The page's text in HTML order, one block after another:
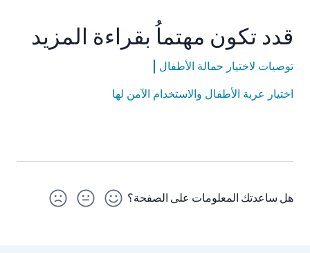
قدد تكون مهتماُ بقراءة المزيد
توصيات لاختيار حمالة الأطفال
اختيار عربة الأطفال والاستخدام الآمن لها
هل ساعدتك المعلومات على الصفحة؟